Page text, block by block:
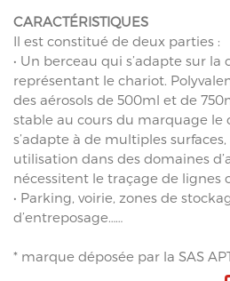
CARACTÉRISTIQUES
Il est constitué de deux parties :
• Un berceau qui s’adapte sur la
représentant le chariot.
des aérosols de 500ml et de
stable au cours du marquage le
s’adapte à de multiples
utilisation dans des domaines
nécessitent le traçage de lignes
• Parking, voirie, zones de
d’entreposage……
* marque déposée par la SAS